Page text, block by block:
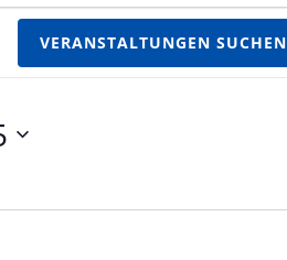
VERANSTALTUNGEN SUCHEN